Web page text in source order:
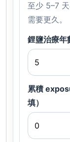
至少 5–7
需要更久。
鋰鹽治療年
累積
填）